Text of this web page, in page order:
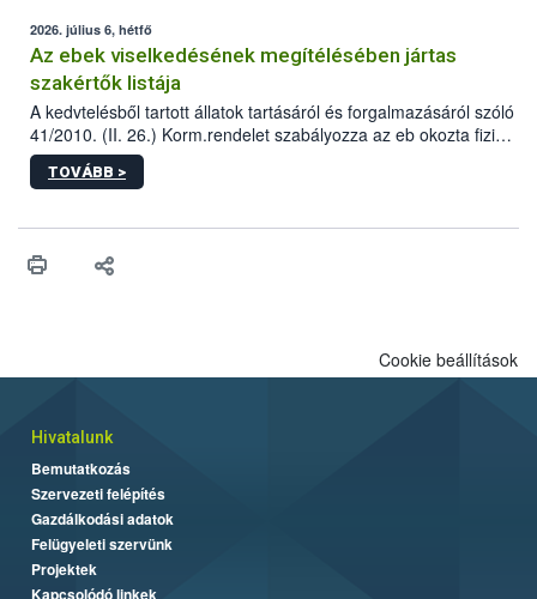
2026. július 6, hétfő
Az ebek viselkedésének megítélésében jártas
szakértők listája
A kedvtelésből tartott állatok tartásáról és forgalmazásáról szóló
41/2010. (II. 26.) Korm.rendelet szabályozza az eb okozta fizikai
sérülés, illetve ennek veszélye keletkezésekor felmerülő
hatósági feladatokat, valamint a veszélyes eb tartását és annak
vonni az ebek viselkedésének megítélésében jártas szakértőt.
TOVÁBB >
Cookie beállítások
Hivatalunk
Bemutatkozás
Szervezeti felépítés
Gazdálkodási adatok
Felügyeleti szervünk
Projektek
Kapcsolódó linkek